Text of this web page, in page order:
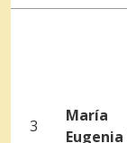
3
María
Eugenia